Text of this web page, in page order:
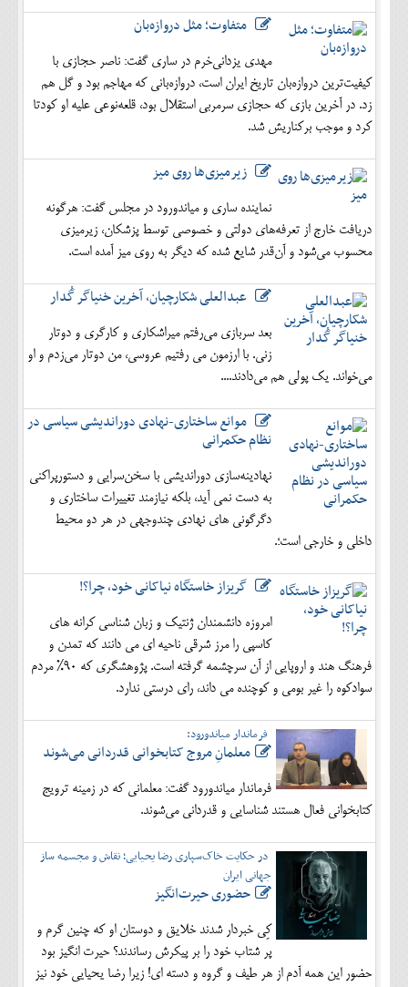
متفاوت؛ مثل دروازه‌بان
مهدی یزدانی‌خرم در ساری گفت: ناصر حجازی با
کیفیت‌ترین دروازه‌بان تاریخ ایران است، دروازه‌بانی که مهاجم بود و گل هم
زد. در آخرین بازی که حجازی سرمربی استقلال بود، قلعه‌نوعی علیه او کودتا
کرد و موجب برکناریش شد.
زیرمیزی‌ها روی میز
نماینده ساری و میاندورود در مجلس گفت: هرگونه
دریافت خارج از تعرفه‌های دولتی و خصوصی توسط پزشکان، زیرمیزی
محسوب می‌شود و آن‌قدر شایع شده که دیگر به روی میز آمده است.
عبدالعلی شکارچیان، آخرین خنیاگر گُدار
بعد سربازی می‌رفتم میراشکاری و کارگری و دوتار
زنی. با ارزمون می رفتیم عروسی، من دوتار می‌زدم و او
می‌خواند. یک پولی هم می‌دادند....
موانع ساختاری-نهادی دوراندیشی سیاسی در
نظام حکمرانی
نهادینه‌سازی دوراندیشی با سخن‌سرایی و دستورپراکنی
به دست نمی آید، بلکه نیازمند تغییرات ساختاری و
دگرگونی های نهادی چندوجهی در هر دو محیط
داخلی و خارجی است؛.
گریزاز خاستگاه نیاکانی خود، چرا؟!
امروزه دانشمندان ژنتیک و زبان شناسی کرانه های
کاسپی را مرز شرقی ناحیه ای می دانند که تمدن و
فرهنگ هند و اروپایی از آن سرچشمه گرفته است. پژوهشگری که 90% مردم
سوادکوه را غیر بومی و کوچنده می داند، رای درستی ندارد.
فرماندار میاندورود:
معلمانِ مروج کتابخوانی قدردانی می‌شوند
فرماندار میاندورود گفت: معلمانی که در زمینه ترویج
کتابخوانی فعال هستند شناسایی و قدردانی می‌شوند.
در حکایت خاک‌سپاری رضا یحیایی؛ نقاش و مجسمه ساز
جهانی ایران
حضوری حیرت‌انگیز
کِی خبردار شدند خلایق و دوستان او که چنین گرم و
پر شتاب خود را بر پیکرش رساندند؟ حیرت انگیز بود
حضور این همه آدم از هر طیف و گروه و دسته ای! زیرا رضا یحیایی خود نیز